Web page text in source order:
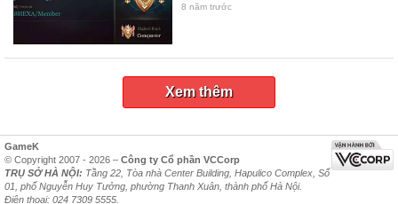
8 năm trước
Xem thêm
GameK
© Copyright 2007 - 2026 – Công ty Cổ phần VCCorp
TRỤ SỞ HÀ NỘI: Tầng 22, Tòa nhà Center Building, Hapulico Complex, Số
01, phố Nguyễn Huy Tưởng, phường Thanh Xuân, thành phố Hà Nội.
Điện thoại: 024 7309 5555.